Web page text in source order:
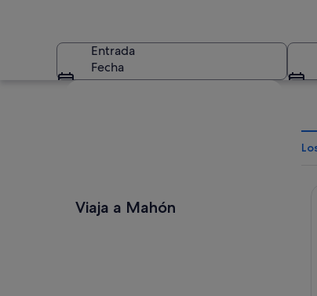
Entrada
Fecha
Viaja a Mahón